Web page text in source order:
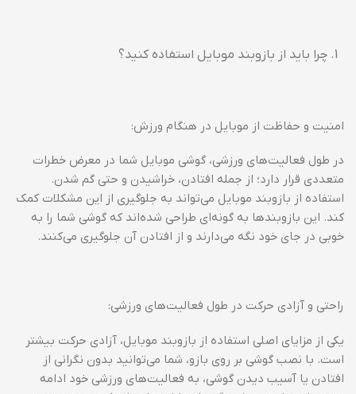
چرا باید از بازوبند موبایل استفاده کنید؟
امنیت و حفاظت از موبایل در هنگام ورزش:
در طول فعالیت‌های ورزشی، گوشی موبایل شما در معرض خطرات
متعددی قرار دارد؛ از جمله افتادن، خراشیدن و حتی گم شدن.
استفاده از بازوبند موبایل می‌تواند به جلوگیری از این مشکلات کمک
کند. این بازوبندها به گونه‌ای طراحی شده‌اند که گوشی شما را به
خوبی در جای خود نگه می‌دارند و از افتادن آن جلوگیری می‌کنند.
راحتی و آزادی حرکت در طول فعالیت‌های ورزشی:
یکی از مزایای اصلی استفاده از بازوبند موبایل، آزادی حرکت بیشتر
است. با نصب گوشی بر روی بازو، شما می‌توانید بدون نگرانی از
افتادن یا آسیب دیدن گوشی، به فعالیت‌های ورزشی خود ادامه